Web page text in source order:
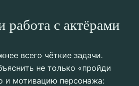
работа с актёрами
всего чёткие задачи.
не только «пройди
и мотивацию персонажа: